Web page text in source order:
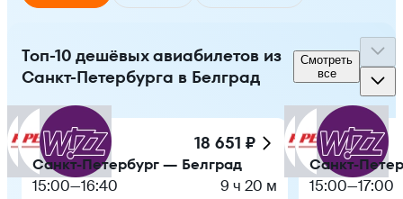
Топ-10 дешёвых авиабилетов из
Санкт-Петербурга в Белград
Смотреть
все
18 651 ₽
Санкт-Петербург — Белград
15:00—16:40 9 ч 20 м
Санкт-
15:00—17:00